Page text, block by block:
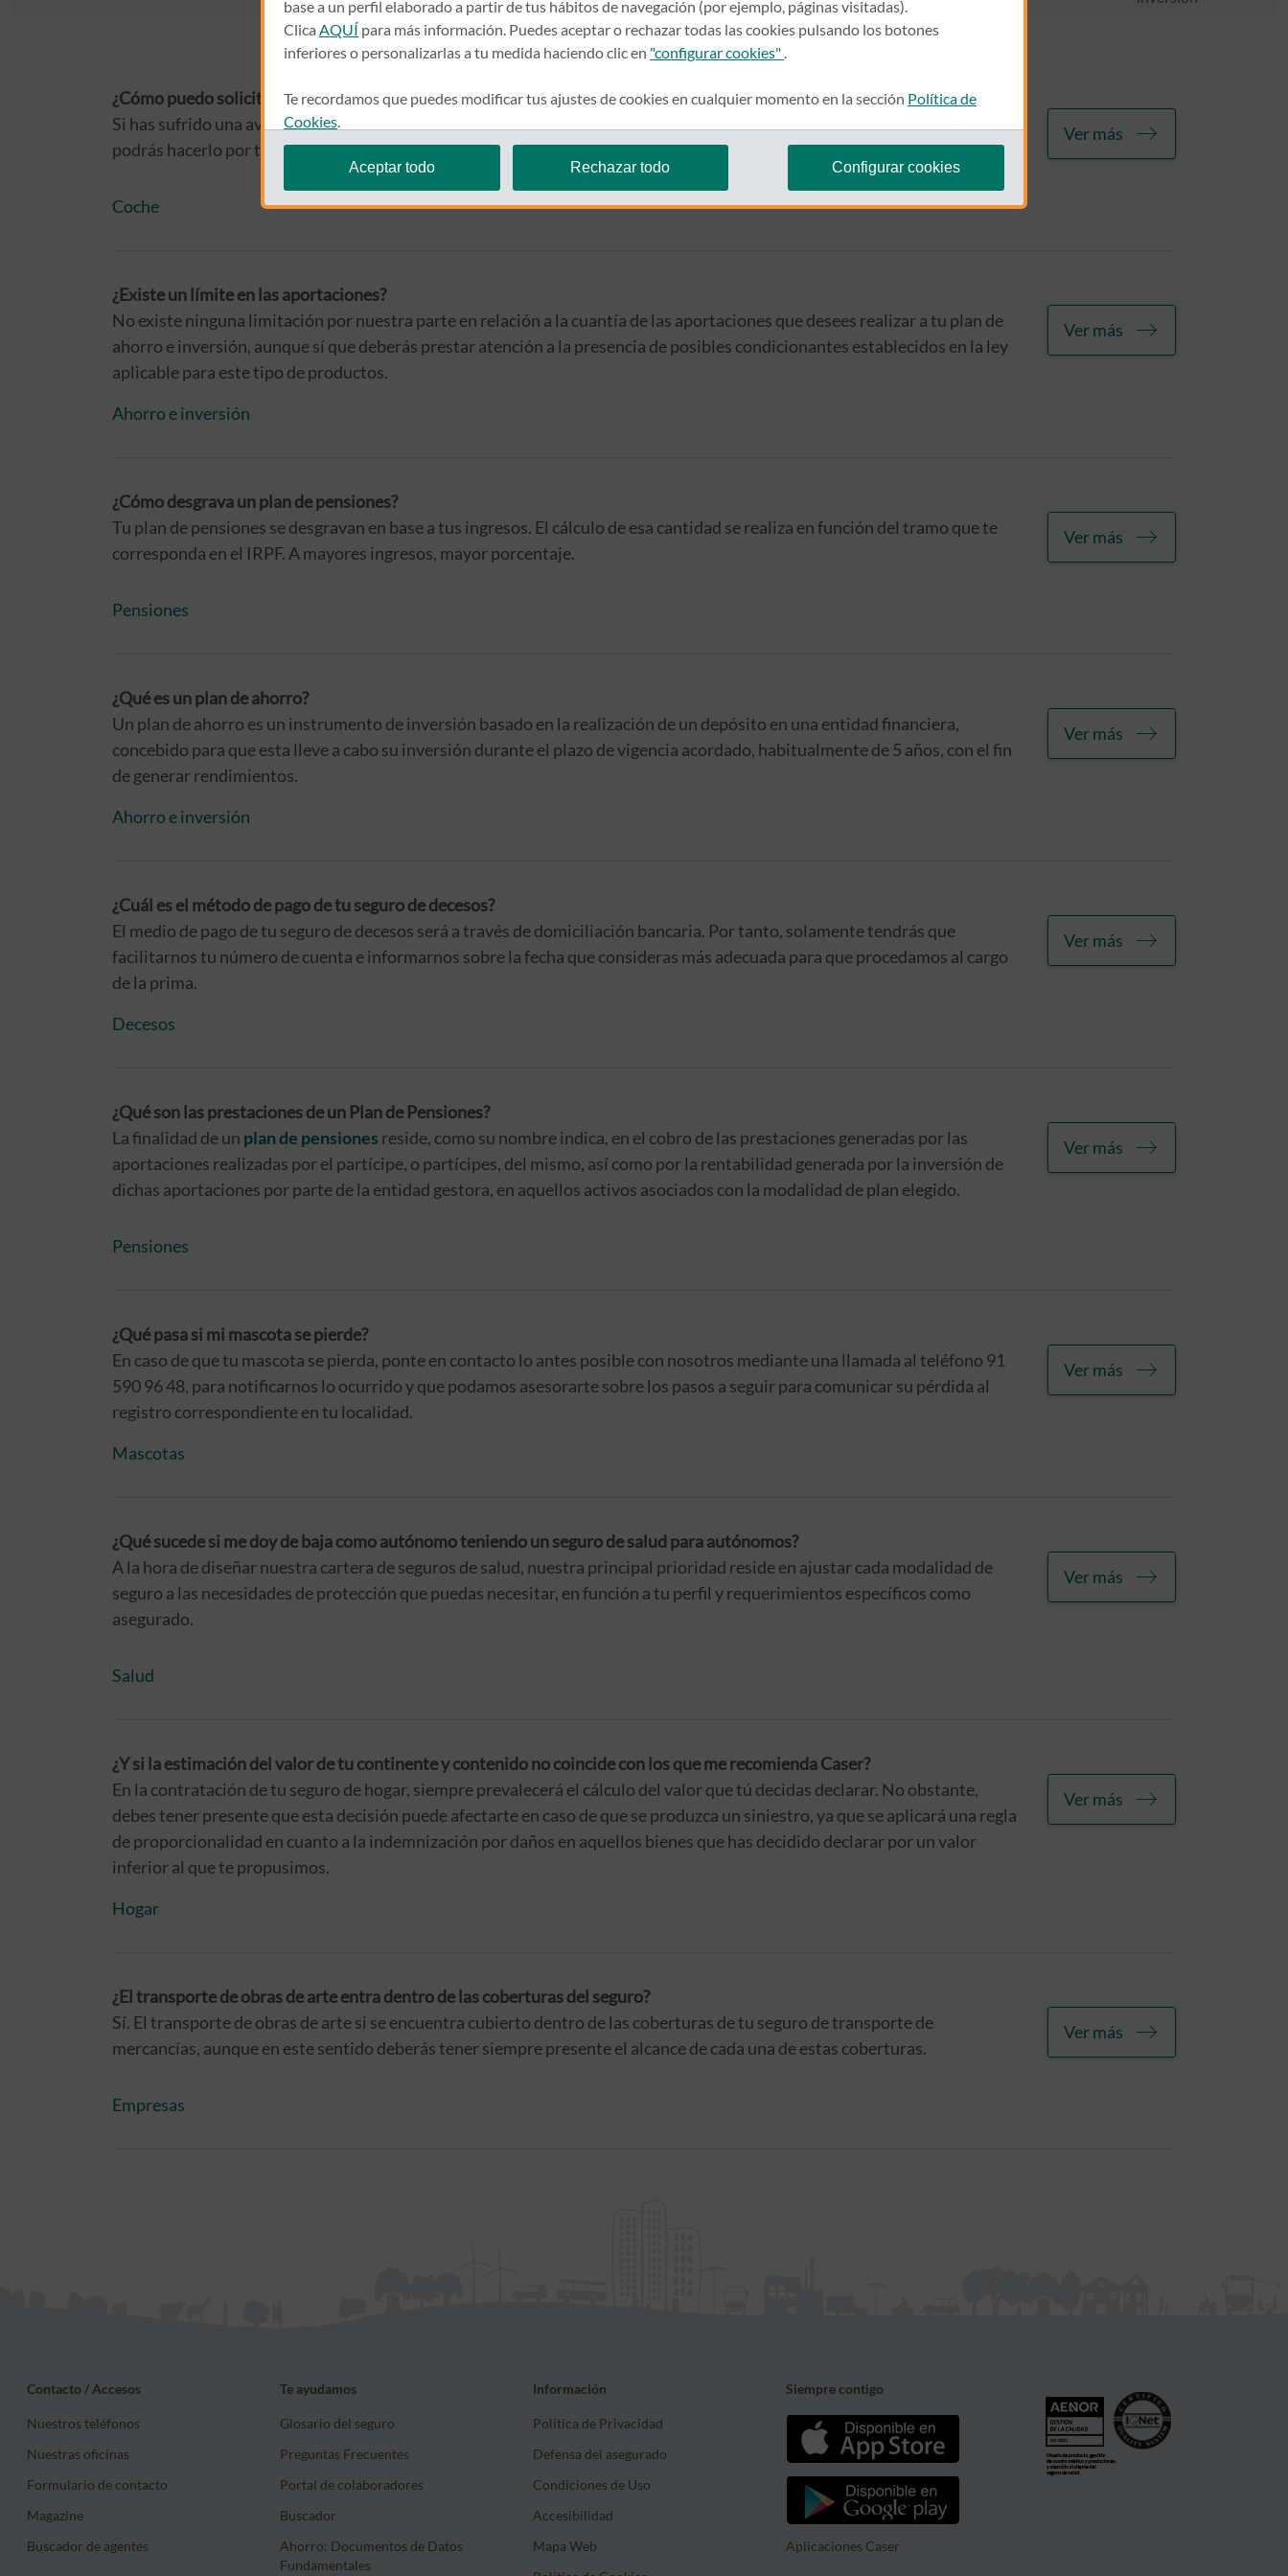
¿Cómo puedo solicitar la asistencia en carretera?
Si has sufrido una avería o siniestro mientras conduces y necesitas solicitar nuestro servicio de Asistencia en Carretera,
podrás hacerlo por teléfono, por la web, o utilizando nuestra app.
Coche
Ver más
¿Existe un límite en las aportaciones?
No existe ninguna limitación por nuestra parte en relación a la cuantía de las aportaciones que desees realizar a tu plan de
ahorro e inversión, aunque sí que deberás prestar atención a la presencia de posibles condicionantes establecidos en la ley
aplicable para este tipo de productos.
Ahorro e inversión
Ver más
¿Cómo desgrava un plan de pensiones?
Tu plan de pensiones se desgravan en base a tus ingresos. El cálculo de esa cantidad se realiza en función del tramo que te
corresponda en el IRPF. A mayores ingresos, mayor porcentaje.
Pensiones
Ver más
¿Qué es un plan de ahorro?
Un plan de ahorro es un instrumento de inversión basado en la realización de un depósito en una entidad financiera,
concebido para que esta lleve a cabo su inversión durante el plazo de vigencia acordado, habitualmente de 5 años, con el fin
de generar rendimientos.
Ahorro e inversión
Ver más
¿Cuál es el método de pago de tu seguro de decesos?
El medio de pago de tu seguro de decesos será a través de domiciliación bancaria. Por tanto, solamente tendrás que
facilitarnos tu número de cuenta e informarnos sobre la fecha que consideras más adecuada para que procedamos al cargo
de la prima.
Decesos
Ver más
¿Qué son las prestaciones de un Plan de Pensiones?
La finalidad de un plan de pensiones reside, como su nombre indica, en el cobro de las prestaciones generadas por las
aportaciones realizadas por el partícipe, o partícipes, del mismo, así como por la rentabilidad generada por la inversión de
dichas aportaciones por parte de la entidad gestora, en aquellos activos asociados con la modalidad de plan elegido.
Pensiones
Ver más
¿Qué pasa si mi mascota se pierde?
En caso de que tu mascota se pierda, ponte en contacto lo antes posible con nosotros mediante una llamada al teléfono 91
590 96 48, para notificarnos lo ocurrido y que podamos asesorarte sobre los pasos a seguir para comunicar su pérdida al
registro correspondiente en tu localidad.
Mascotas
Ver más
¿Qué sucede si me doy de baja como autónomo teniendo un seguro de salud para autónomos?
A la hora de diseñar nuestra cartera de seguros de salud, nuestra principal prioridad reside en ajustar cada modalidad de
seguro a las necesidades de protección que puedas necesitar, en función a tu perfil y requerimientos específicos como
asegurado.
Salud
Ver más
¿Y si la estimación del valor de tu continente y contenido no coincide con los que me recomienda Caser?
En la contratación de tu seguro de hogar, siempre prevalecerá el cálculo del valor que tú decidas declarar. No obstante,
debes tener presente que esta decisión puede afectarte en caso de que se produzca un siniestro, ya que se aplicará una regla
de proporcionalidad en cuanto a la indemnización por daños en aquellos bienes que has decidido declarar por un valor
inferior al que te propusimos.
Hogar
Ver más
¿El transporte de obras de arte entra dentro de las coberturas del seguro?
Sí. El transporte de obras de arte si se encuentra cubierto dentro de las coberturas de tu seguro de transporte de
mercancías, aunque en este sentido deberás tener siempre presente el alcance de cada una de estas coberturas.
Empresas
Ver más
Contacto / Accesos
Nuestros teléfonos
Nuestras oficinas
Formulario de contacto
Magazine
Buscador de agentes
Te ayudamos
Glosario del seguro
Preguntas Frecuentes
Portal de colaboradores
Buscador
Ahorro: Documentos de Datos
Fundamentales
Información
Política de Privacidad
Defensa del asegurado
Condiciones de Uso
Accesibilidad
Mapa Web
Siempre contigo
Aplicaciones Caser
base a un perfil elaborado a partir de tus hábitos de navegación (por ejemplo, páginas visitadas).
Clica AQUÍ para más información. Puedes aceptar o rechazar todas las cookies pulsando los botones
inferiores o personalizarlas a tu medida haciendo clic en "configurar cookies" .
Te recordamos que puedes modificar tus ajustes de cookies en cualquier momento en la sección Política de
Cookies.
Aceptar todo Rechazar todo Configurar cookies